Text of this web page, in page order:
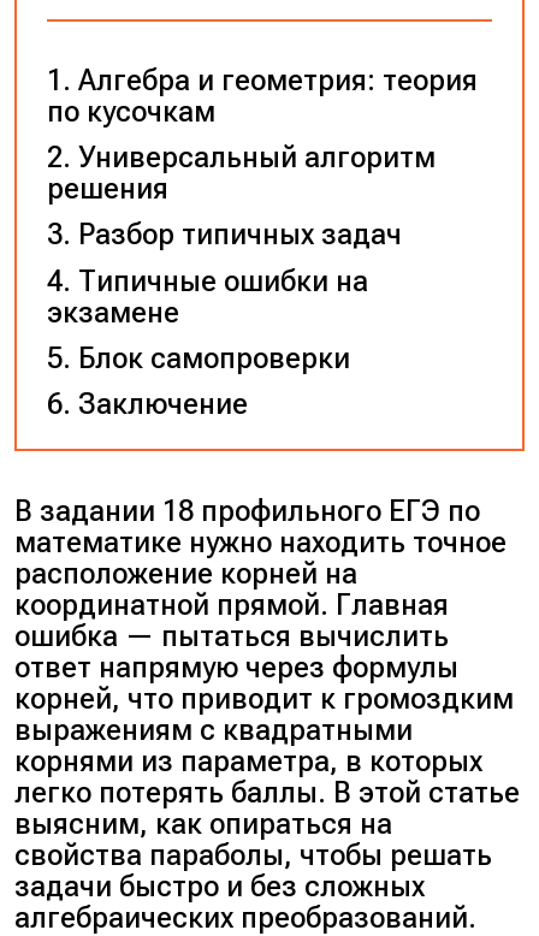
Алгебра и геометрия: теория
по кусочкам
Универсальный алгоритм
решения
Разбор типичных задач
Типичные ошибки на
экзамене
Блок самопроверки
Заключение
В задании 18 профильного ЕГЭ по
математике нужно находить точное
расположение корней на
координатной прямой. Главная
ошибка — пытаться вычислить
ответ напрямую через формулы
корней, что приводит к громоздким
выражениям с квадратными
корнями из параметра, в которых
легко потерять баллы. В этой статье
выясним, как опираться на
свойства параболы, чтобы решать
задачи быстро и без сложных
алгебраических преобразований.